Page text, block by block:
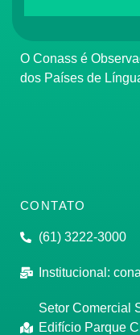
O Conass é Observador Consultivo da Comunidade
dos Países de
CONTATO
(61) 3222-3000
Institucional:
Setor Comercial
Edifício Parque